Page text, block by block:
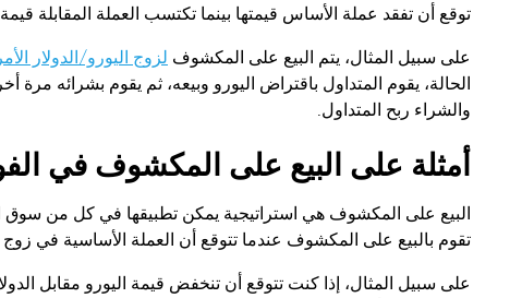
توقع أن تفقد عملة الأساس قيمتها بينما تكتسب العملة المقابلة
على سبيل المثال، يتم البيع على المكشوف لزوج اليورو/الدولار
الحالة، يقوم المتداول باقتراض اليورو وبيعه، ثم يقوم بشرائه
والشراء ربح المتداول.
أمثلة على البيع على المكشوف في
البيع على المكشوف هي استراتيجية يمكن تطبيقها في كل من
تقوم بالبيع على المكشوف عندما تتوقع أن العملة الأساسية في
على سبيل المثال، إذا كنت تتوقع أن تنخفض قيمة اليورو مقابل